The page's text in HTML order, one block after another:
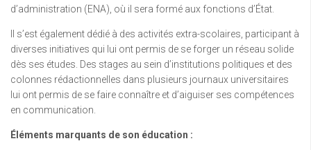
d’administration (ENA), où il sera formé aux fonctions d’État.
Il s’est également dédié à des activités extra-scolaires, participant à
diverses initiatives qui lui ont permis de se forger un réseau solide
dès ses études. Des stages au sein d’institutions politiques et des
colonnes rédactionnelles dans plusieurs journaux universitaires
lui ont permis de se faire connaître et d’aiguiser ses compétences
en communication.
Éléments marquants de son éducation :